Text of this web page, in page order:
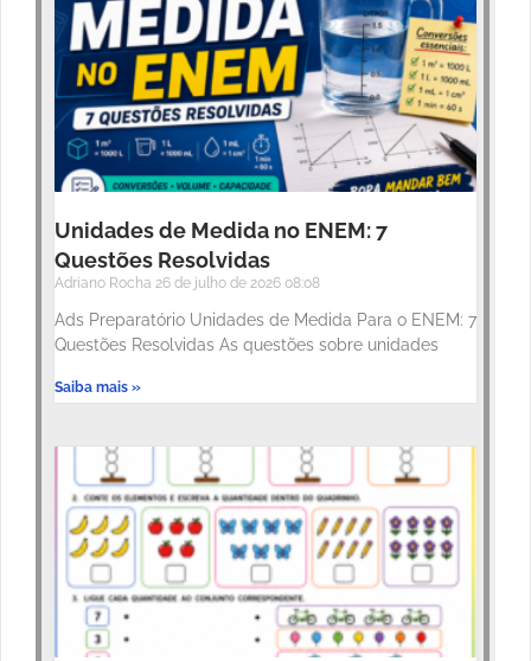
Unidades de Medida no ENEM: 7
Questões Resolvidas
Adriano Rocha 26 de julho de 2026 08:08
Ads Preparatório Unidades de Medida Para o ENEM: 7
Questões Resolvidas As questões sobre unidades
Saiba mais »